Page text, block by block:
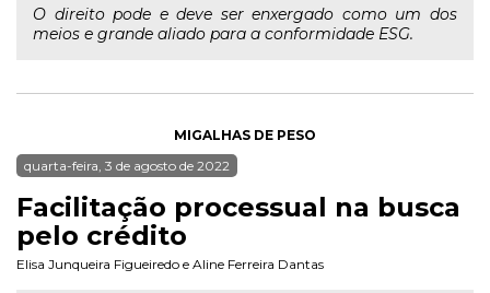
O direito pode e deve ser enxergado como um dos
meios e grande aliado para a conformidade ESG.
MIGALHAS DE PESO
quarta-feira, 3 de agosto de 2022
Facilitação processual na busca
pelo crédito
Elisa Junqueira Figueiredo e Aline Ferreira Dantas